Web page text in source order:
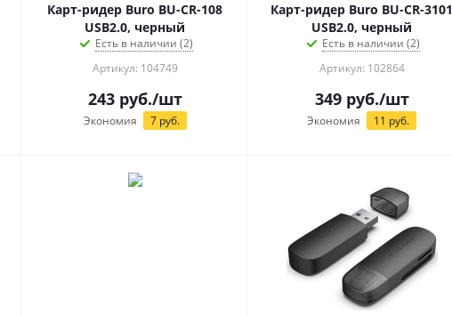
Карт-ридер Buro BU-CR-108
USB2.0, черный
Есть в наличии (2)
Артикул: 104749
243руб./шт
Экономия 7руб.
Карт-ридер Buro BU-CR-3101
USB2.0, черный
Есть в наличии (2)
Артикул: 102864
349руб./шт
Экономия 11 руб.